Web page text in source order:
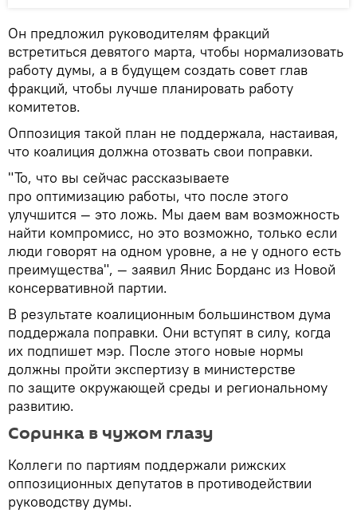
Он предложил руководителям фракций
встретиться девятого марта, чтобы нормализовать
работу думы, а в будущем создать совет глав
фракций, чтобы лучше планировать работу
комитетов.
Оппозиция такой план не поддержала, настаивая,
что коалиция должна отозвать свои поправки.
"То, что вы сейчас рассказываете
про оптимизацию работы, что после этого
улучшится — это ложь. Мы даем вам возможность
найти компромисс, но это возможно, только если
люди говорят на одном уровне, а не у одного есть
преимущества", — заявил Янис Борданс из Новой
консервативной партии.
В результате коалиционным большинством дума
поддержала поправки. Они вступят в силу, когда
их подпишет мэр. После этого новые нормы
должны пройти экспертизу в министерстве
по защите окружающей среды и региональному
развитию.
Соринка в чужом глазу
Коллеги по партиям поддержали рижских
оппозиционных депутатов в противодействии
руководству думы.